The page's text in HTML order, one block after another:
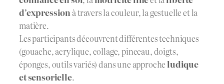
d’expression à travers la couleur, la gestuelle et la
matière.
Les participants découvrent différentes techniques
(gouache, acrylique, collage, pinceau, doigts,
éponges, outils variés) dans une approche ludique
et sensorielle.